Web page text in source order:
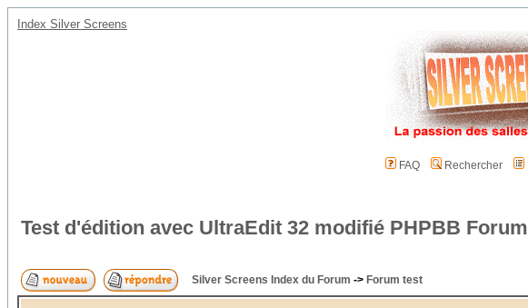
Index Silver Screens
FAQ Rechercher
Test d'édition avec UltraEdit 32 modifié PHPBB Forum
Silver Screens Index du Forum -> Forum test